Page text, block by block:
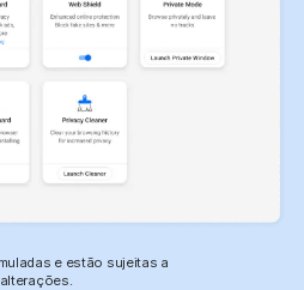
e estão sujeitas a
alterações.